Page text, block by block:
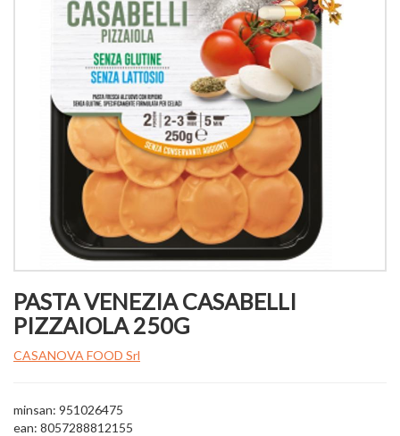
PASTA VENEZIA CASABELLI
PIZZAIOLA 250G
CASANOVA FOOD Srl
minsan: 951026475
ean: 8057288812155